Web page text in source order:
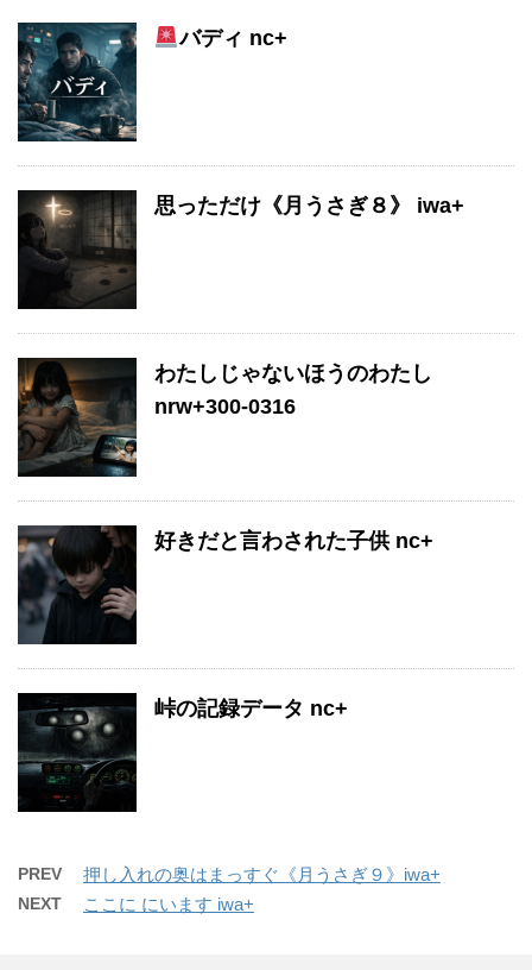
バディ nc+
思っただけ《月うさぎ８》 iwa+
わたしじゃないほうのわたし
nrw+300-0316
好きだと言わされた子供 nc+
峠の記録データ nc+
PREV 押し入れの奥はまっすぐ《月うさぎ９》iwa+
NEXT ここに にいます iwa+